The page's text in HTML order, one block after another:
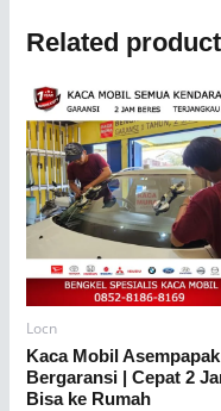
Related
Locn
Kaca Mobil Asempapak
Bergaransi | Cepat 2
Bisa ke Rumah